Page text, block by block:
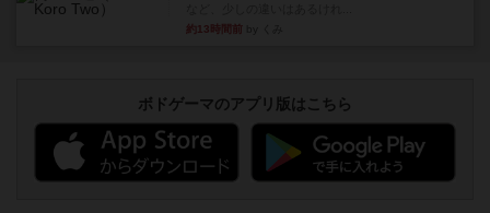
約13時間前
ボドゲーマのアプリ版はこちら